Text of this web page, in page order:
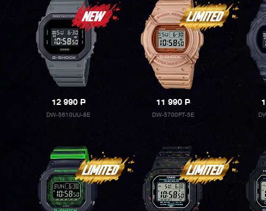
12 990P
DW-5610UU-8E
11 990P
DW-5700PT-5E